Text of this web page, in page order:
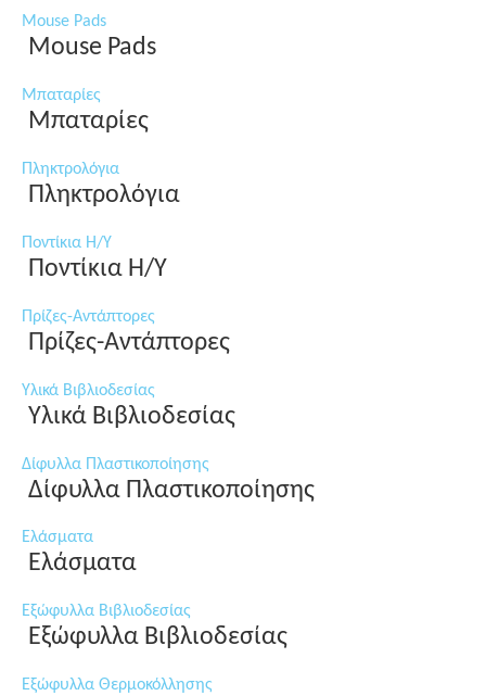
Mouse Pads
Mouse Pads
Μπαταρίες
Μπαταρίες
Πληκτρολόγια
Πληκτρολόγια
Ποντίκια Η/Υ
Ποντίκια Η/Υ
Πρίζες-Αντάπτορες
Πρίζες-Αντάπτορες
Υλικά Βιβλιοδεσίας
Υλικά Βιβλιοδεσίας
Δίφυλλα Πλαστικοποίησης
Δίφυλλα Πλαστικοποίησης
Ελάσματα
Ελάσματα
Εξώφυλλα Βιβλιοδεσίας
Εξώφυλλα Βιβλιοδεσίας
Εξώφυλλα Θερμοκόλλησης